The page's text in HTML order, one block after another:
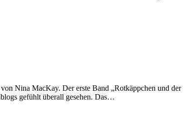
Nina MacKay. Der erste Band „Rotkäppchen und der
gefühlt überall gesehen. Das…